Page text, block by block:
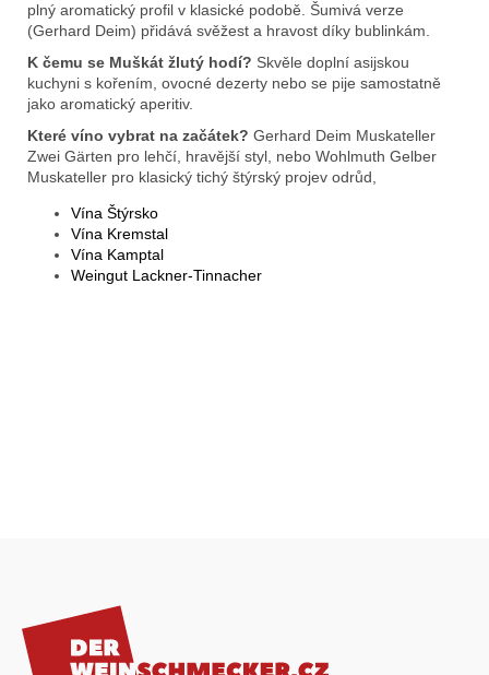
plný aromatický profil v klasické podobě. Šumivá verze
(Gerhard Deim) přidává svěžest a hravost díky bublinkám.
K čemu se Muškát žlutý hodí? Skvěle doplní asijskou
kuchyni s kořením, ovocné dezerty nebo se pije samostatně
jako aromatický aperitiv.
Které víno vybrat na začátek? Gerhard Deim Muskateller
Zwei Gärten pro lehčí, hravější styl, nebo Wohlmuth Gelber
Muskateller pro klasický tichý štýrský projev odrůd,
Vína Štýrsko
Vína Kremstal
Vína Kamptal
Weingut Lackner-Tinnacher